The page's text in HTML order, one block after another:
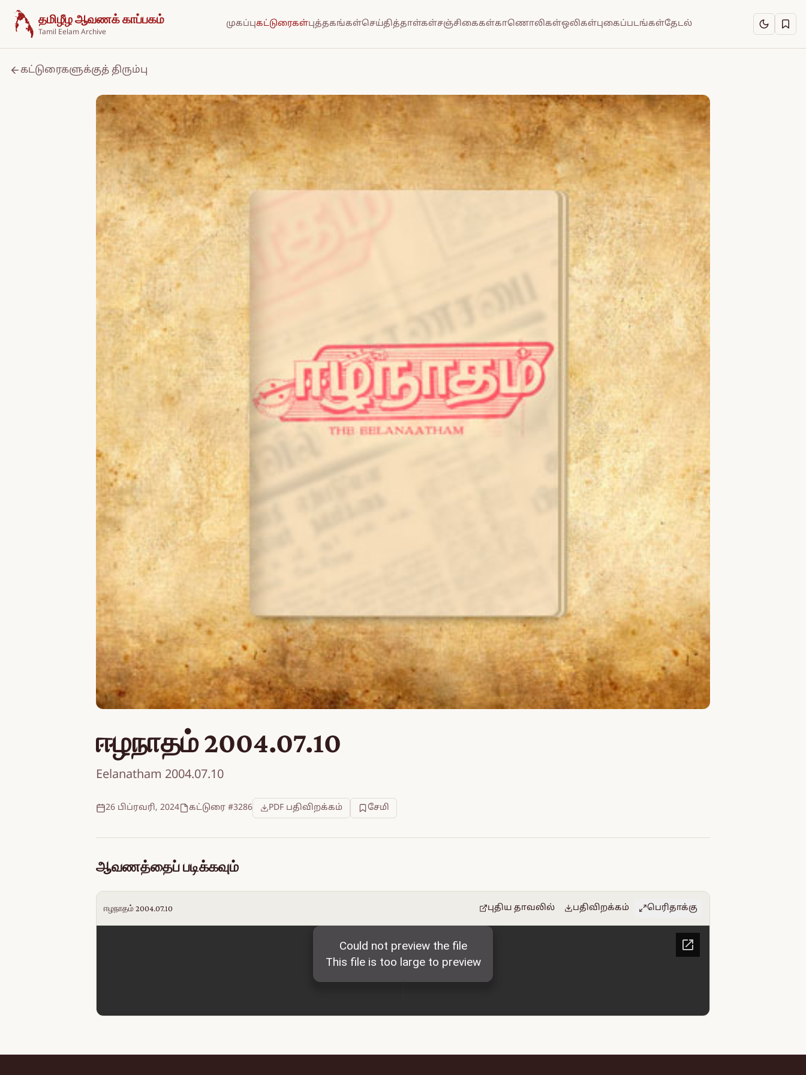
உள்ளடக்கத்திற்குச் செல்க
தமிழீழ ஆவணக் காப்பகம்
Tamil Eelam Archive
முகப்புகட்டுரைகள்புத்தகங்கள்செய்தித்தாள்கள்சஞ்சிகைகள்காணொலிகள்ஒலிகள்புகைப்படங்கள்தேடல்
கட்டுரைகளுக்குத் திரும்பு
ஈழநாதம் 2004.07.10
Eelanatham 2004.07.10
26 பிப்ரவரி, 2024 கட்டுரை #3286 PDF பதிவிறக்கம் சேமி
ஆவணத்தைப் படிக்கவும்
ஈழநாதம் 2004.07.10 புதிய தாவலில் பதிவிறக்கம் பெரிதாக்கு